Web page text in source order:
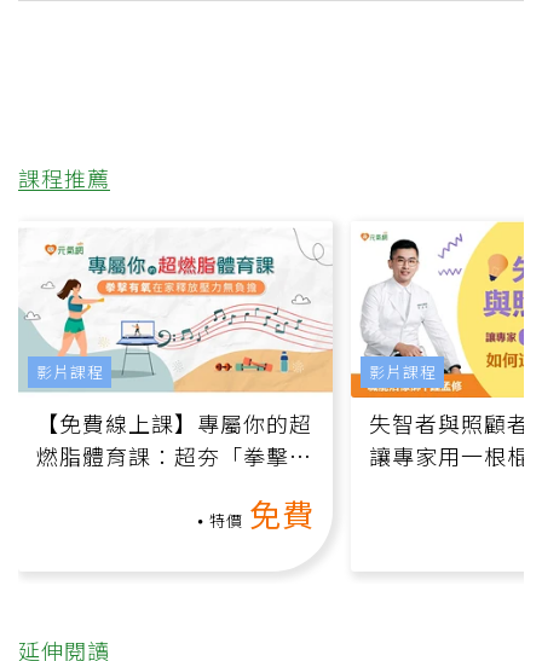
課程推薦
【免費線上課】專屬你的超
燃脂體育課：超夯「拳擊有
特價 免費
影片課程
失智者與照顧者
讓專家用一根棍
影片課程
延伸閱讀